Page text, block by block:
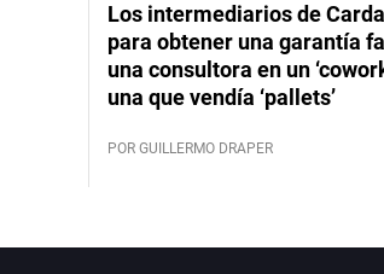
Los intermediarios de
para obtener una garantía
una consultora en un
una que vendía ‘pallets’
POR GUILLERMO DRAPER